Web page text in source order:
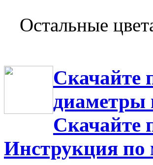
Остальные
Скачайте
диаметры
Скачайте
Инструкция по